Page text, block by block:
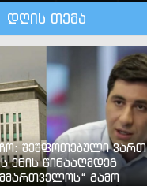
დღის თემა
შეშფოთებული ვართ
ენის წინააღმდეგ
გამო